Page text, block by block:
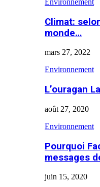
Environnement
Climat:
monde…
mars 27, 2022
Environnement
L’ouragan
août 27, 2020
Environnement
Pourquoi
messages
juin 15, 2020